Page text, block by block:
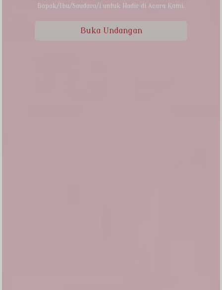
Bapak/Ibu/Saudara/i untuk Hadir di Acara Kami.
Buka Undangan